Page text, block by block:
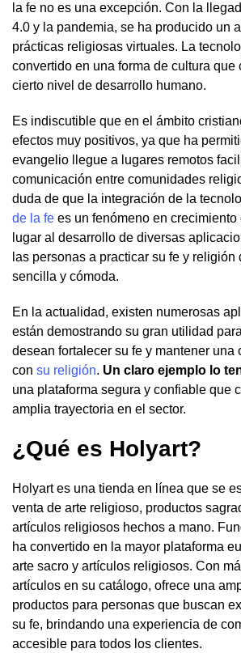
la fe no es una excepción. Con la
4.0 y la pandemia, se ha producido un
prácticas religiosas virtuales. La
convertido en una forma de cultura que
cierto nivel de desarrollo humano.
Es indiscutible que en el ámbito
efectos muy positivos, ya que ha
evangelio llegue a lugares remotos
comunicación entre comunidades
duda de que la integración de la
de la fe es un fenómeno en
lugar al desarrollo de diversas
las personas a practicar su fe y religión
sencilla y cómoda.
En la actualidad, existen numerosas
están demostrando su gran utilidad
desean fortalecer su fe y mantener una
con su religión. Un claro ejemplo lo
una plataforma segura y confiable que
amplia trayectoria en el sector.
¿Qué es Holyart?
Holyart es una tienda en línea que se
venta de arte religioso, productos
artículos religiosos hechos a mano.
ha convertido en la mayor plataforma
arte sacro y artículos religiosos. Con
artículos en su catálogo, ofrece una
productos para personas que buscan
su fe, brindando una experiencia de
accesible para todos los clientes.